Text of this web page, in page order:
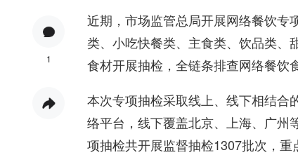
1
近期，市场监管总局开展网络餐饮专
类、小吃快餐类、主食类、饮品类、
食材开展抽检，全链条排查网络餐饮
本次专项抽检采取线上、线下相结合
络平台，线下覆盖北京、上海、广州
项抽检共开展监督抽检1307批次，